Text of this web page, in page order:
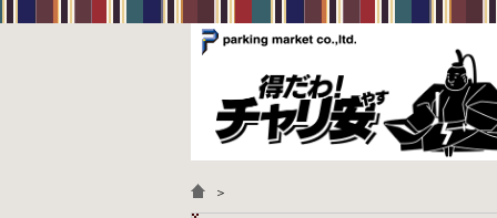
＞